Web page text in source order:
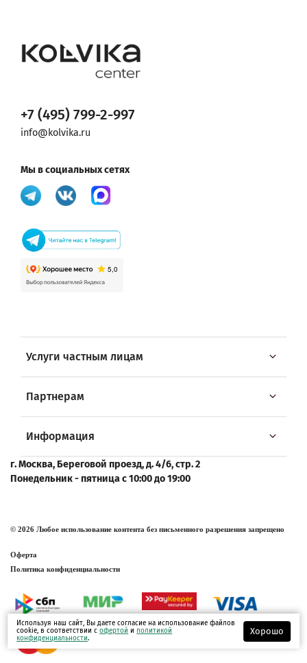
Услуги частным лицам
Партнерам
Информация
+7 (495) 799-2-997
info@kolvika.ru
Мы в социальных сетях
г. Москва, Береговой проезд, д. 4/6, стр. 2
Понедельник - пятница с 10:00 до 19:00
© 2026 Любое использование контента без письменного разрешения запрещено
Оферта
Политика конфиденциальности
Используя наш сайт, Вы даете согласие на использование файлов
cookie, в соответствии софертой и политикой
конфиденциальности.
Хорошо